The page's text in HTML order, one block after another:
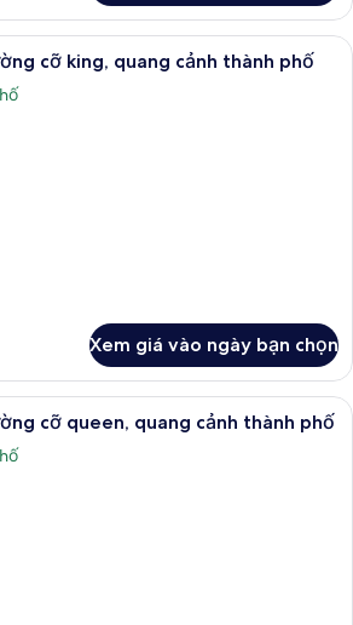
Minibar, két bảo mật tại phòng, bàn,
cỡ king, quang cảnh thành phố
Xem giá vào ngày bạn chọn
Minibar, két bảo mật tại phòng, bàn,
cỡ queen, quang cảnh thành phố